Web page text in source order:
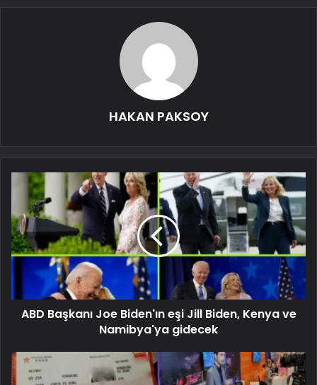
HAKAN PAKSOY
ABD Başkanı Joe Biden'ın eşi Jill Biden, Kenya ve
Namibya'ya gidecek